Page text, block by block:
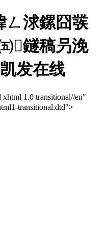
ㄥ浗鏍囧彂
鐩稿叧浼
发在线
1.0 transitional//en"
transitional.dtd">